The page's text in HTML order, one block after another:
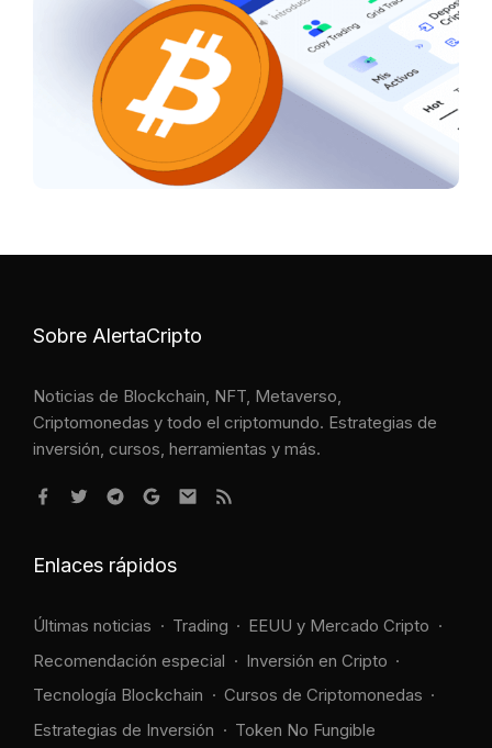
Sobre AlertaCripto
Noticias de Blockchain, NFT, Metaverso,
Criptomonedas y todo el criptomundo. Estrategias de
inversión, cursos, herramientas y más.
Enlaces rápidos
Últimas noticias Trading
EEUU y Mercado Cripto
Recomendación especial
Inversión en Cripto
Tecnología Blockchain
Cursos de Criptomonedas
Estrategias de Inversión
Token No Fungible